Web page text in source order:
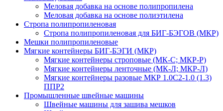
Меловая добавка на основе полипропилена
Меловая добавка на основе полиэтилена
Стропа полипропиленовая
Стропа полипропиленовая для БИГ-БЭГОВ (МКР)
Мешки полипропиленовые
Мягкие контейнеры БИГ-БЭГИ (МКР)
Мягкие контейнеры строповые (МК-С; МКР-Р)
Мягкие контейнеры ленточные (МК-Л; МКР-Л)
Мягкие контейнеры разовые МКР 1.0С2-1.0 (1.3)
ППР2
Промышленные швейные машины
Швейные машины для зашива мешков